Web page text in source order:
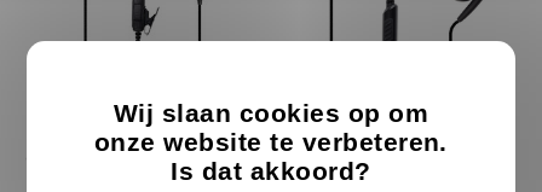
G-Shape Oortje voor Motorola
TLKR & TalkAbout
G-Bud Headset voor Motorola
TLKR / TalkAbout
Wij slaan cookies op om
onze website te verbeteren.
Is dat akkoord?